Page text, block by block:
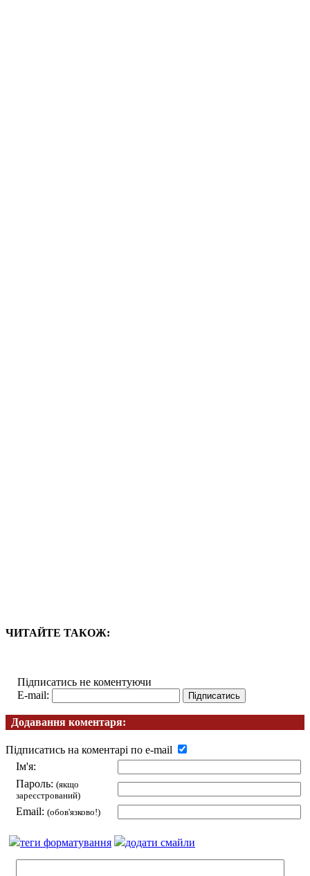
ЧИТАЙТЕ ТАКОЖ:
Підписатись не коментуючи
E-mail:
Додавання коментаря:
Підписатись на коментарі по e-mail
Ім'я:
Пароль: (якщо
зареєстрований)
Email: (обов'язково!)
теги форматування додати смайли